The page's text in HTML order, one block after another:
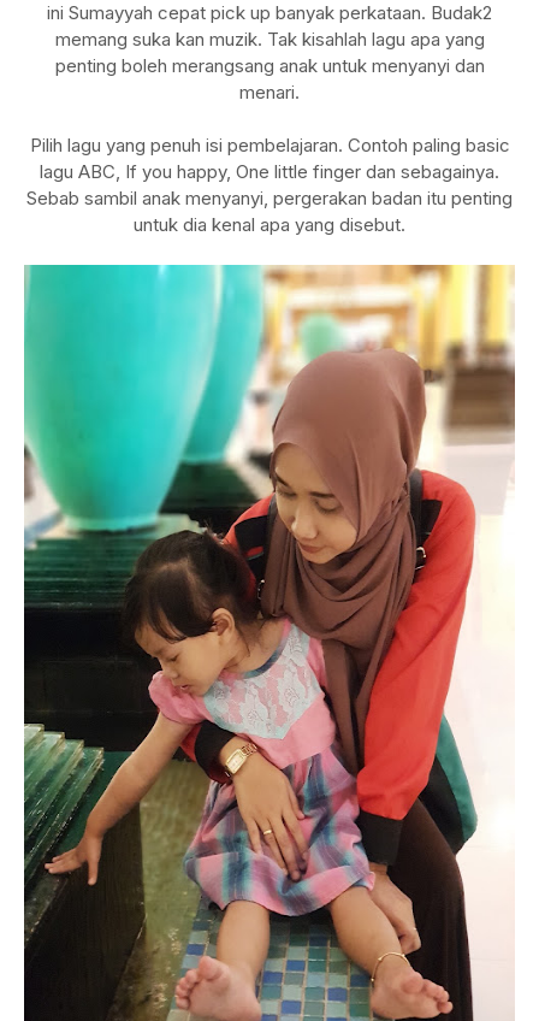
ini Sumayyah cepat pick up banyak perkataan. Budak2
memang suka kan muzik. Tak kisahlah lagu apa yang
penting boleh merangsang anak untuk menyanyi dan
menari.
Pilih lagu yang penuh isi pembelajaran. Contoh paling basic
lagu ABC, If you happy, One little finger dan sebagainya.
Sebab sambil anak menyanyi, pergerakan badan itu penting
untuk dia kenal apa yang disebut.